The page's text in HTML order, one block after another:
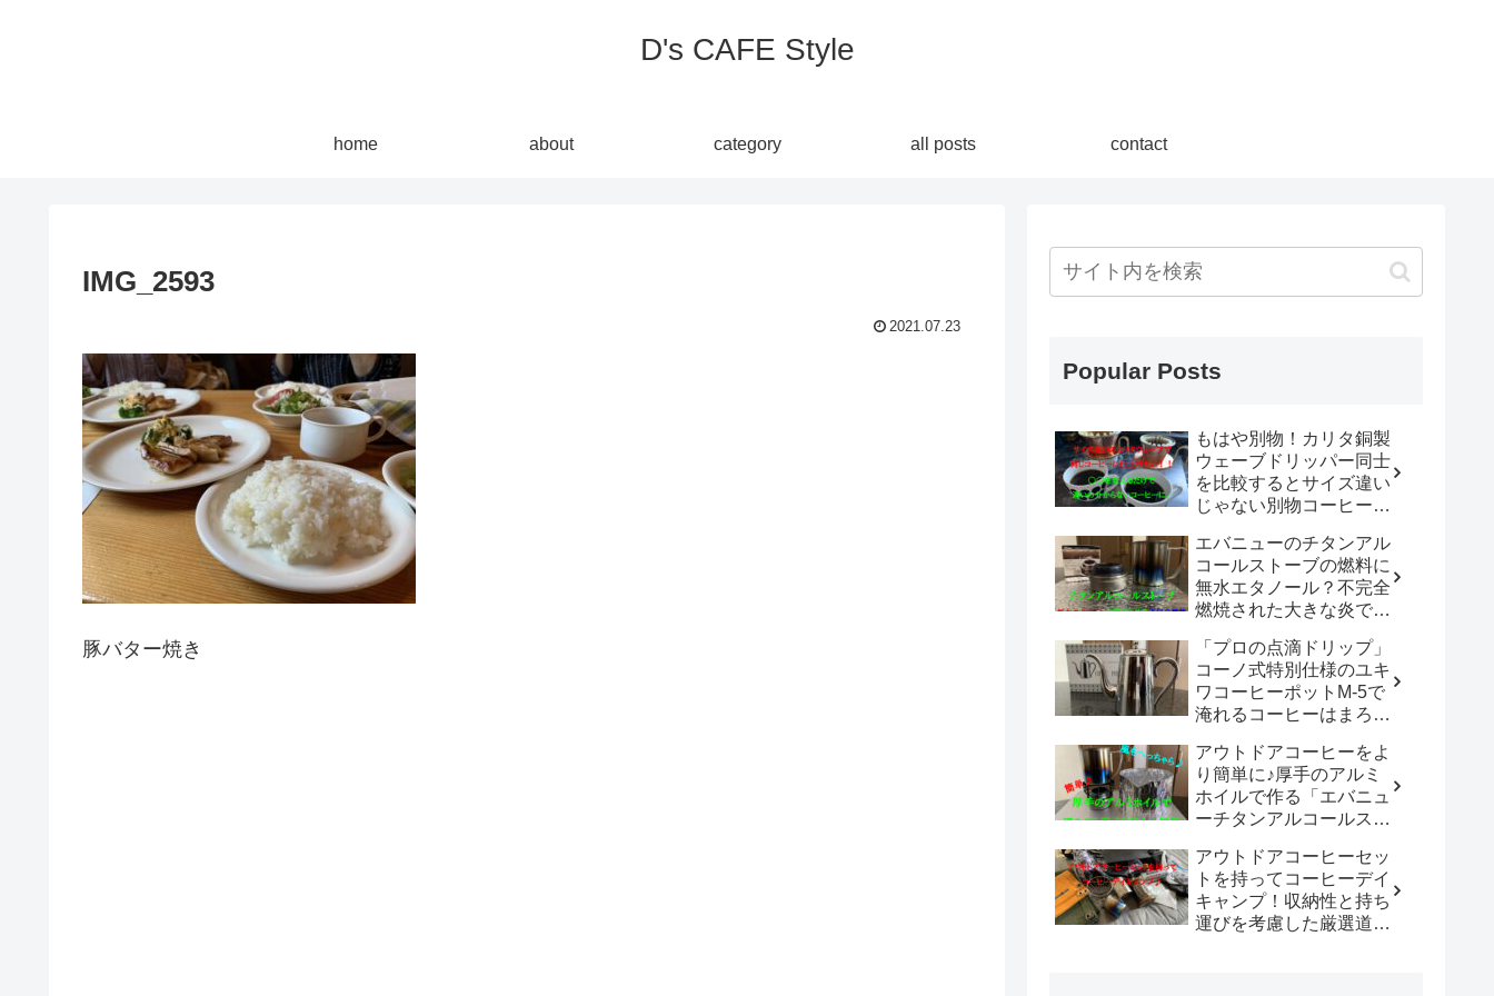
D's CAFE Style
home about category all posts contact
IMG_2593
2021.07.23
豚バター焼き
Popular Posts
もはや別物！カリタ銅製
ウェーブドリッパー同士
を比較するとサイズ違い
じゃない別物コーヒード
「WDC-185開封レビュ
ー」
エバニューのチタンアル
コールストーブの燃料に
無水エタノール？不完全
燃焼された大きな炎でチ
沸かしてコーヒーを楽し
む。
「プロの点滴ドリップ」
コーノ式特別仕様のユキ
ワコーヒーポットM-5で
淹れるコーヒーはまろや
アウトドアコーヒーをよ
り簡単に♪厚手のアルミ
ホイルで作る「エバニュ
ーチタンアルコールスト
手は既製品以上？？
アウトドアコーヒーセッ
トを持ってコーヒーデイ
キャンプ！収納性と持ち
運びを考慮した厳選道具